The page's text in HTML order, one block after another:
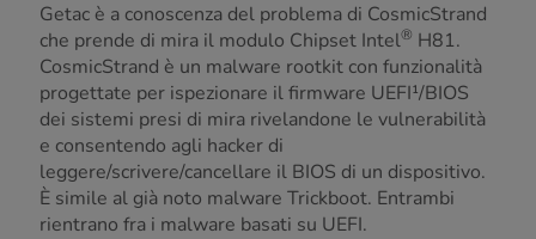
Getac è a conoscenza del problema di CosmicStrand
che prende di mira il modulo Chipset Intel® H81.
CosmicStrand è un malware rootkit con funzionalità
progettate per ispezionare il firmware UEFI¹/BIOS
dei sistemi presi di mira rivelandone le vulnerabilità
e consentendo agli hacker di
leggere/scrivere/cancellare il BIOS di un dispositivo.
È simile al già noto malware Trickboot. Entrambi
rientrano fra i malware basati su UEFI.